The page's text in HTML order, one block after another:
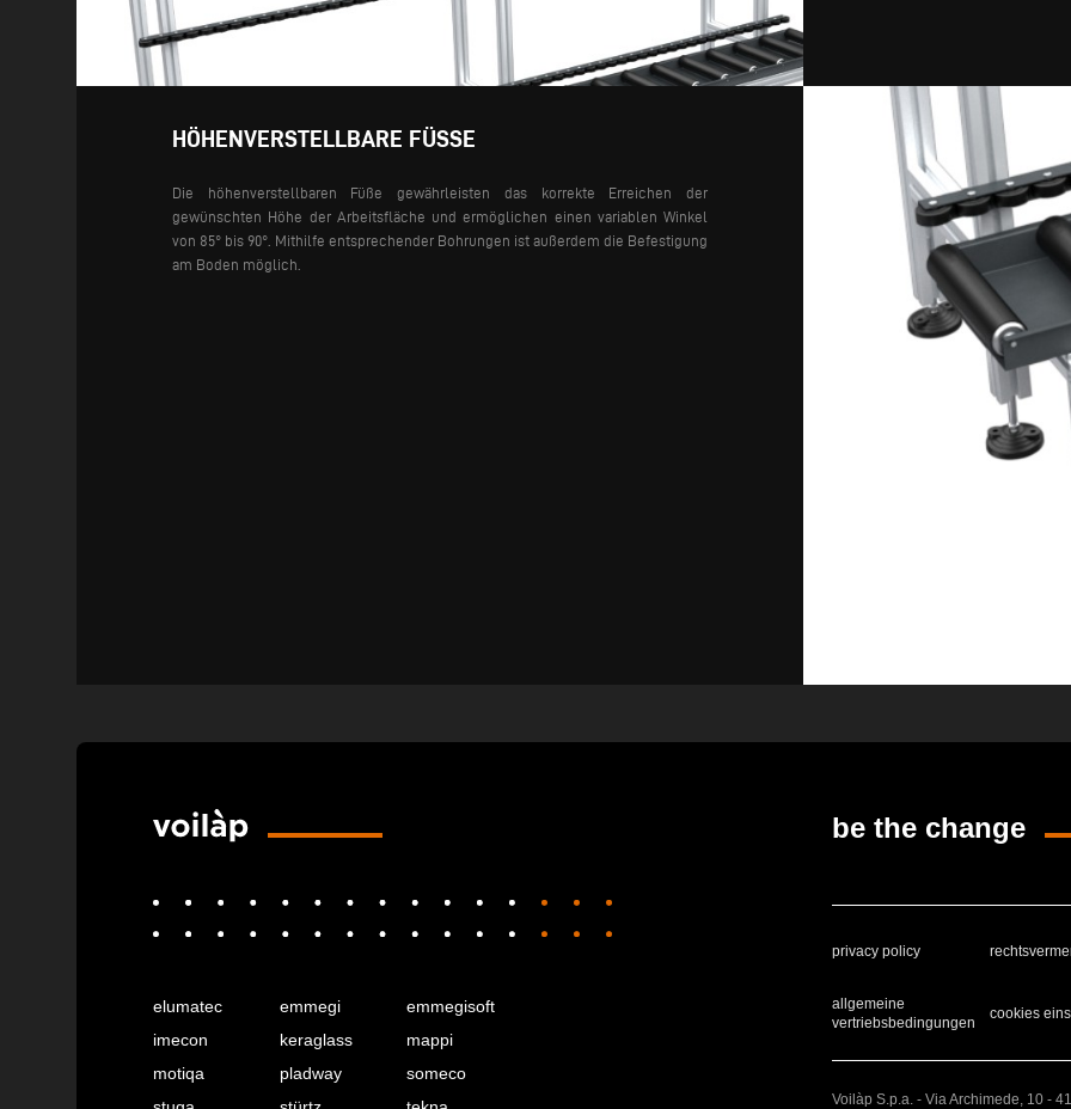
HÖHENVERSTELLBARE FÜSSE
Die höhenverstellbaren Füße gewährleisten das korrekte Erreichen der
gewünschten Höhe der Arbeitsfläche und ermöglichen einen variablen Winkel
von 85° bis 90°. Mithilfe entsprechender Bohrungen ist außerdem die Befestigung
am Boden möglich.
elumatec emmegi
emmegisoft
imecon
keraglass
mappi
motiqa
pladway
someco
be the change
privacy policy
allgemeine
vertriebsbedingungen
cookies
Voilàp S.p.a. - Via Archimede, 10 -